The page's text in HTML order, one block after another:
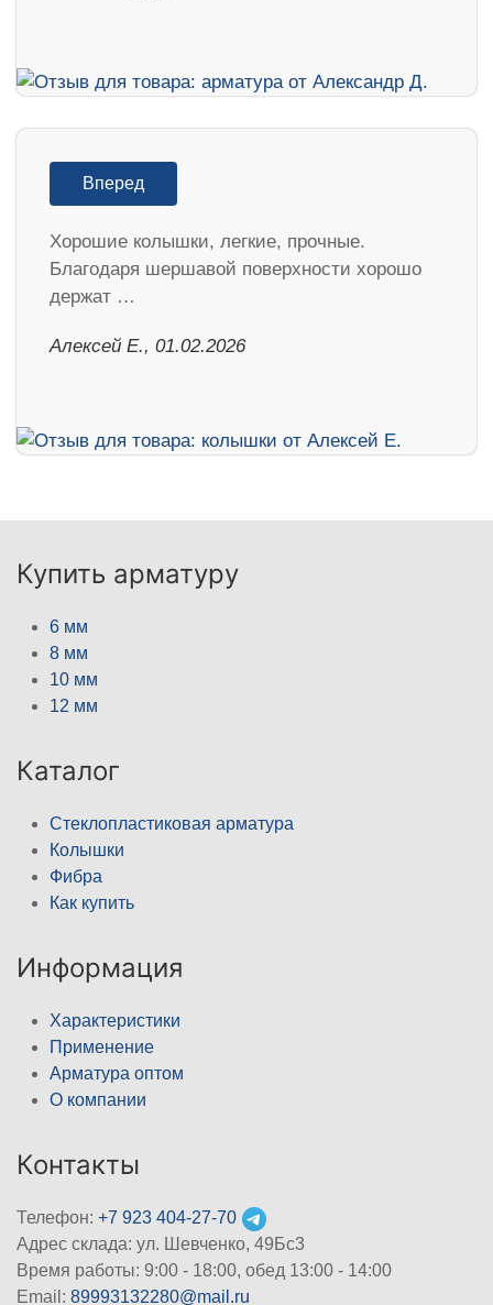
Вперед
Хорошие колышки, легкие, прочные.
Благодаря шершавой поверхности хорошо
держат …
Алексей Е., 01.02.2026
Купить арматуру
6 мм
8 мм
10 мм
12 мм
Каталог
Стеклопластиковая арматура
Колышки
Фибра
Как купить
Информация
Характеристики
Применение
Арматура оптом
О компании
Контакты
Телефон: +7 923 404-27-70
Адрес склада: ул. Шевченко, 49Бс3
Время работы: 9:00 - 18:00, обед 13:00 - 14:00
Email: 89993132280@mail.ru